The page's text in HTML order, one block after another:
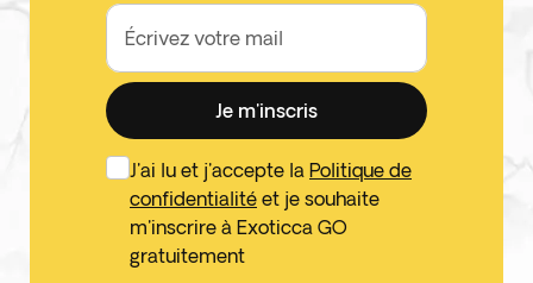
Écrivez votre mail
Je m'inscris
J'ai lu et j'accepte la Politique de
confidentialité et je souhaite
m'inscrire à Exoticca GO
gratuitement